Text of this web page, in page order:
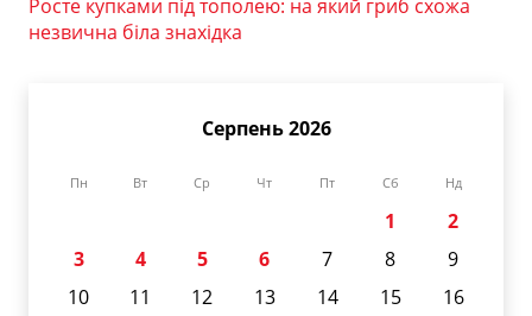
Росте купками під тополею: на який гриб схожа
незвична біла знахідка
Серпень 2026
Пн Вт Ср Чт Пт Сб Нд
1
2
3
4 5 6 7 8
9
10
11 12 13 14 15
16